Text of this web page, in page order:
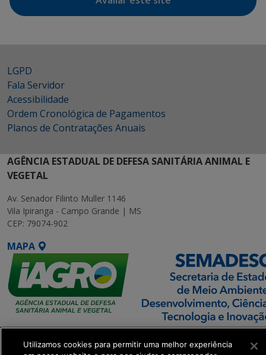
LGPD
Fala Servidor
Acessibilidade
Ordem Cronológica de Pagamentos
Planos de Contratações Anuais
AGÊNCIA ESTADUAL DE DEFESA SANITÁRIA ANIMAL E
VEGETAL
Av. Senador Filinto Muller 1146
Vila Ipiranga - Campo Grande | MS
CEP: 79074-902
MAPA
Executiva de
Utilizamos cookies para permitir uma melhor experiência